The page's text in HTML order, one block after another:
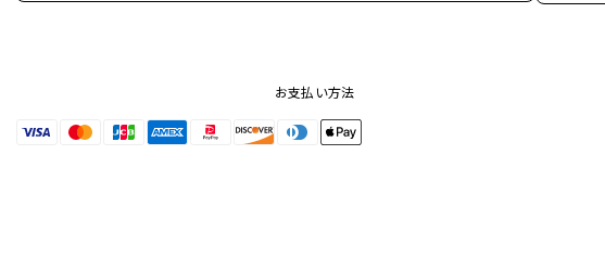
お支払い方法